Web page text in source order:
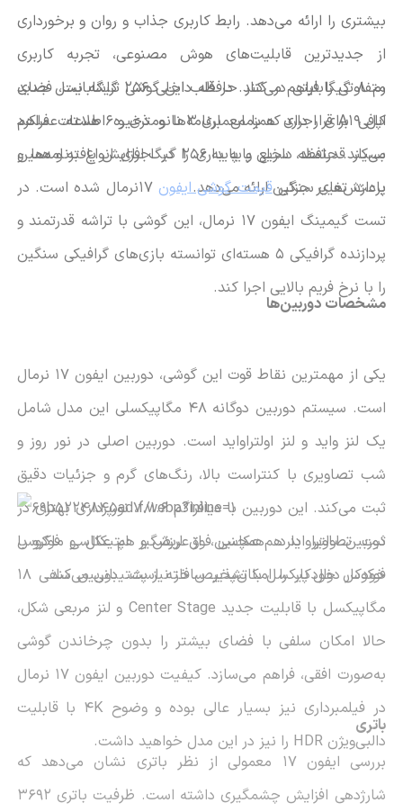
بیشتری را ارائه می‌دهد. رابط کاربری جذاب و روان و برخورداری
از جدیدترین قابلیت‌های هوش مصنوعی، تجربه کاربری
متفاوتی را فراهم می‌کند. در قلب این گوشی تراشه نسل جدید
اپلA19
قرار دارد که با معماری 3 نانومتری و 6 هسته، عملکرد
بسیار قدرتمند، سریع و پایداری را در اجرای انواع برنامه‌ها و
پردازش‌های سنگین ارائه می‌دهد.
رم 8 گیگابایتی در کنار حافظه داخلی 256 گیگابایت، فضای
کافی برای اجرای همزمان برنامه‌ها و ذخیره اطلاعات فراهم
می‌کند. حافظه داخلی پایه به 256 گیگ افزایش یافته و همین
باعث تغییر جزئیقیمت گوشی ایفون 17نرمال شده است. در
تست گیمینگ ایفون17 نرمال، این گوشی با تراشه قدرتمند و
پردازنده گرافیکی 5 هسته‌ای توانسته بازی‌های گرافیکی سنگین
را با نرخ فریم بالایی اجرا کند.
مشخصات دوربین‌ها
یکی از مهمترین نقاط قوت این گوشی، دوربین ایفون17 نرمال
است. سیستم دوربین دوگانه 48 مگاپیکسلی این مدل شامل
یک لنز واید و لنز اولتراواید است. دوربین اصلی در نور روز و
شب تصاویری با کنتراست بالا، رنگ‌های گرم و جزئیات دقیق
ثبت می‌کند. این دوربین با دیافراگمf/1.6، نورپردازی بهتری در
ثبت تصاویر دارد. همچنین، از لرزشگیر اپتیکال و فوکوس
خودکار دوال پیکسل با تشخیص فاز نیز پشتیبانی می‌کند.
دوربین اولتراواید هم عکاسی فوق‌عریض و هم عکاسی ماکرو با
فوکوس خودکار را امکان‌پذیر ساخته است. دوربین سلفی 18
مگاپیکسل با قابلیت جدید Center Stage و لنز مربعی شکل،
حالا امکان سلفی با فضای بیشتر را بدون چرخاندن گوشی
به‌صورت افقی، فراهم می‌سازد. کیفیت دوربین ایفون17 نرمال
در فیلمبرداری نیز بسیار عالی بوده و وضوح 4K با قابلیت
دالبی‌ویژن HDR را نیز در این مدل خواهید داشت.
باتری
بررسی ایفون17 معمولی از نظر باتری نشان می‌دهد که
شارژدهی افزایش چشمگیری داشته است. ظرفیت باتری 3692